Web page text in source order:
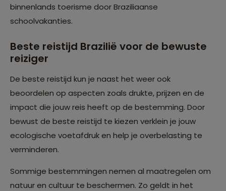
binnenlands toerisme door Braziliaanse
schoolvakanties.
Beste reistijd Brazilië voor de bewuste
reiziger
De beste reistijd kun je naast het weer ook
beoordelen op aspecten zoals drukte, prijzen en de
impact die jouw reis heeft op de bestemming. Door
bewust de beste reistijd te kiezen verklein je jouw
ecologische voetafdruk en help je overbelasting te
verminderen.
Sommige bestemmingen nemen al maatregelen om
natuur en cultuur te beschermen. Zo geldt in het